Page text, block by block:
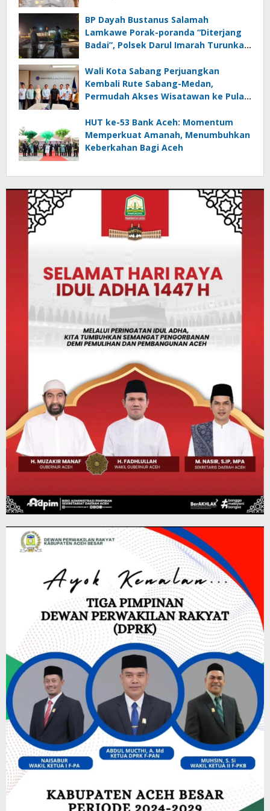
BP Dayah Bustanus Salamah
Lamkawe Porak-poranda “Diterjang
Badai”, Polsek Darul Imarah Turunkan
Wali Kota Sabang Perjuangkan
Kembali Rute Sabang-Medan,
Permudah Akses Wisatawan ke Pulau
HUT ke-53 Bank Aceh: Momentum
Memperkuat Amanah, Menumbuhkan
Keberkahan Bagi Aceh